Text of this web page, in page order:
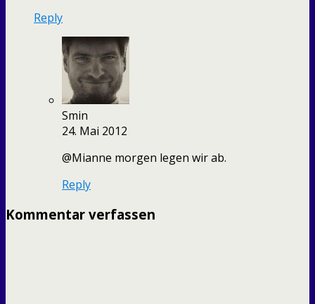
Reply
Smin
24. Mai 2012
@Mianne morgen legen wir ab.
Reply
Kommentar verfassen